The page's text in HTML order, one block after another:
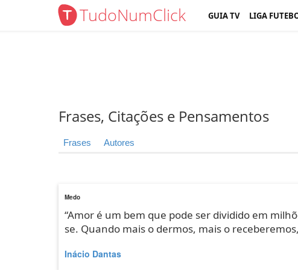
TudoNumClick GUIA TV LIGA
Frases, Citações e Pensamentos
Frases Autores
Medo
“Amor é um bem que pode ser dividido em
se. Quando mais o dermos, mais o
Inácio Dantas